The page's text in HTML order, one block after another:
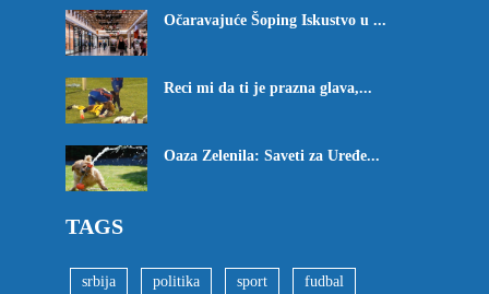
Očaravajuće Šoping Iskustvo u ...
Reci mi da ti je prazna glava,...
Oaza Zelenila: Saveti za Uređe...
TAGS
srbija politika sport fudbal